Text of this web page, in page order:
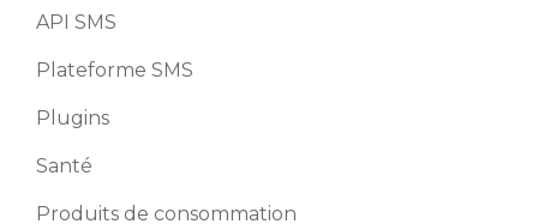
API SMS
Plateforme SMS
Plugins
Santé
Produits de consommation